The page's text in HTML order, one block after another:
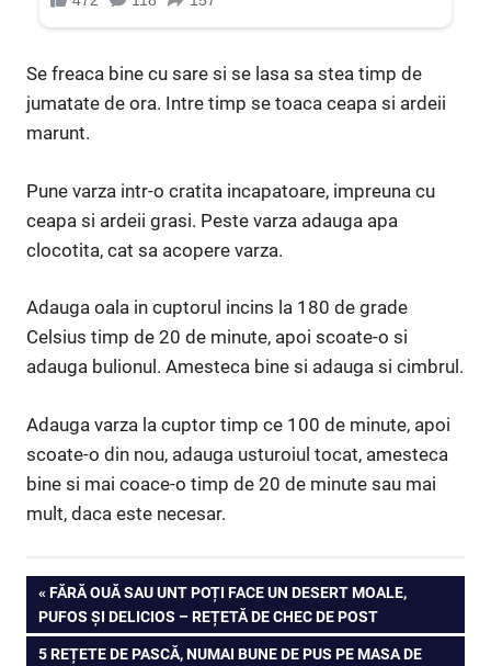
Se freaca bine cu sare si se lasa sa stea timp de
jumatate de ora. Intre timp se toaca ceapa si ardeii
marunt.
Pune varza intr-o cratita incapatoare, impreuna cu
ceapa si ardeii grasi. Peste varza adauga apa
clocotita, cat sa acopere varza.
Adauga oala in cuptorul incins la 180 de grade
Celsius timp de 20 de minute, apoi scoate-o si
adauga bulionul. Amesteca bine si adauga si cimbrul.
Adauga varza la cuptor timp ce 100 de minute, apoi
scoate-o din nou, adauga usturoiul tocat, amesteca
bine si mai coace-o timp de 20 de minute sau mai
mult, daca este necesar.
Navigare
în
PREVIOUS
POST:
FĂRĂ OUĂ SAU UNT POȚI FACE UN DESERT MOALE,
PUFOS ȘI DELICIOS – REȚETĂ DE CHEC DE POST
NEXT
5 REȚETE DE PASCĂ, NUMAI BUNE DE PUS PE MASA DE